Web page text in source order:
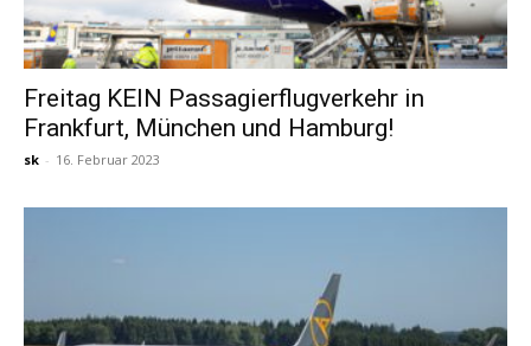
Freitag KEIN Passagierflugverkehr in
Frankfurt, München und Hamburg!
sk - 16. Februar 2023